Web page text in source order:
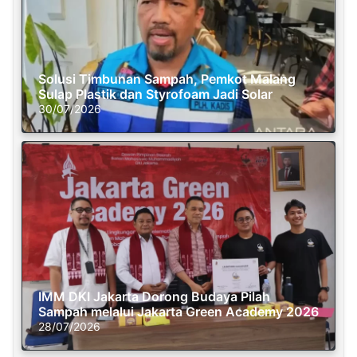
Solusi Timbunan Sampah, Pemkot Malang
Sulap Plastik dan Styrofoam Jadi Solar
30/07/2026
IMM DKI Jakarta Dorong Budaya Pilah
Sampah melalui Jakarta Green Academy 2026
28/07/2026